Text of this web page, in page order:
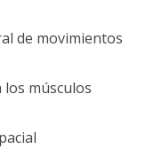
de movimientos
músculos